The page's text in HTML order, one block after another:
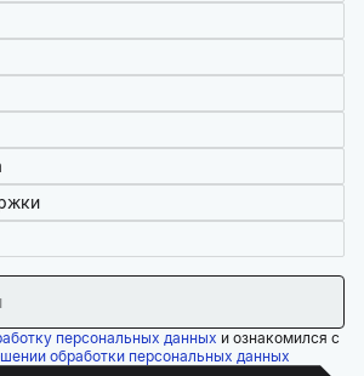
персональных данных и ознакомился с
обработки персональных данных